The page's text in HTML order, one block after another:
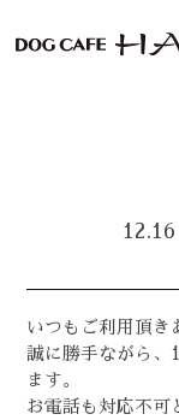
いつもご利用頂き
誠に勝手ながら、
ます。
お電話も対応不可